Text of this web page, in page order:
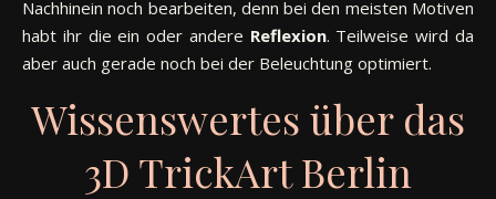
Nachhinein noch bearbeiten, denn bei den meisten Motiven
habt ihr die ein oder andere Reflexion. Teilweise wird da
aber auch gerade noch bei der Beleuchtung optimiert.
Wissenswertes über das
3D TrickArt Berlin